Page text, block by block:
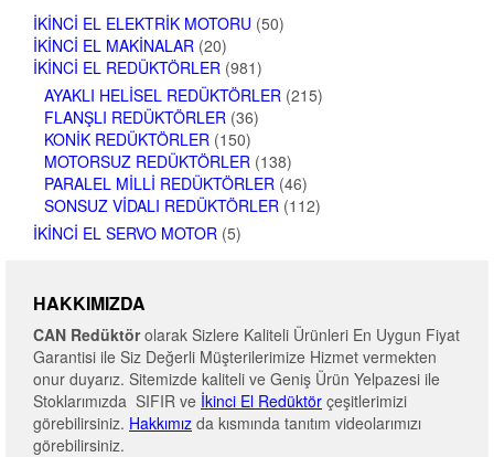
İKINCI EL ELEKTRIK MOTORU (50)
İKINCI EL MAKINALAR (20)
İKINCI EL REDÜKTÖRLER (981)
AYAKLI HELISEL REDÜKTÖRLER (215)
FLANŞLI REDÜKTÖRLER (36)
KONIK REDÜKTÖRLER (150)
MOTORSUZ REDÜKTÖRLER (138)
PARALEL MILLI REDÜKTÖRLER (46)
SONSUZ VIDALI REDÜKTÖRLER (112)
İKINCI EL SERVO MOTOR (5)
HAKKIMIZDA
CAN Redüktörolarak Sizlere Kaliteli Ürünleri En Uygun Fiyat
Garantisi ile Siz Değerli Müşterilerimize Hizmet vermekten
onur duyarız. Sitemizde kaliteli ve Geniş Ürün Yelpazesi ile
Stoklarımızda SIFIR ve İkinci El Redüktör çeşitlerimizi
görebilirsiniz. Hakkımız da kısmında tanıtım videolarımızı
görebilirsiniz.